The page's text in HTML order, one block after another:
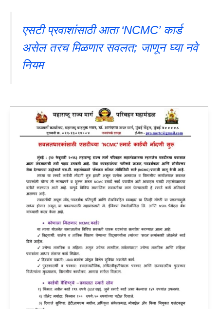
एसटी प्रवाशांसाठी आता ‘NCMC’ कार्ड
असेल तरच मिळणार सवलत; जाणून घ्या नवे
नियम